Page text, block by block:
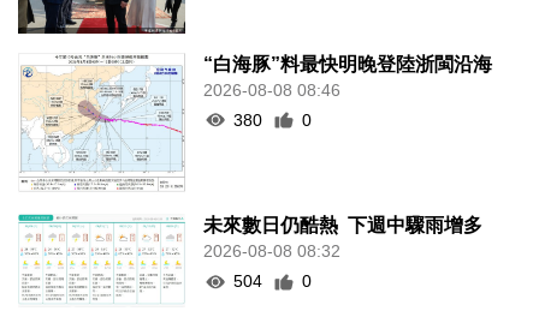
“白海豚”料最快明晚登陸浙閩沿海
2026-08-08 08:46
380
0
未來數日仍酷熱 下週中驟雨增多
2026-08-08 08:32
504
0